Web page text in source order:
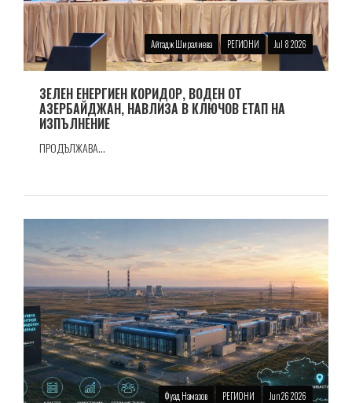
Айтадж Ширалиева РЕГИОНИ Jul 8 2026
ЗЕЛЕН ЕНЕРГИЕН КОРИДОР, ВОДЕН ОТ
АЗЕРБАЙДЖАН, НАВЛИЗА В КЛЮЧОВ ЕТАП НА
ИЗПЪЛНЕНИЕ
ПРОДЪЛЖАВА...
Фуад Намазов РЕГИОНИ Jun 26 2026